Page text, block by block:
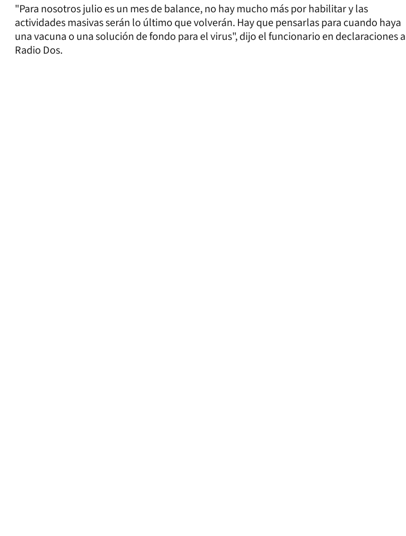
"Para nosotros julio es un mes de balance, no hay mucho más por habilitar y las
actividades masivas serán lo último que volverán. Hay que pensarlas para cuando haya
una vacuna o una solución de fondo para el virus", dijo el funcionario en declaraciones a
Radio Dos.